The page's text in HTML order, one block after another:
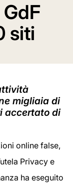
siti
migliaia di
accertato di
online false,
Privacy e
ha eseguito